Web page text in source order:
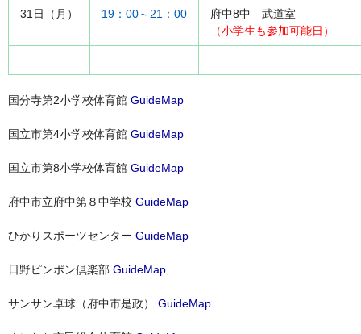
31日（月） 19：00～21：00
府中8中 武道室
（小学生も参加可能日）
国分寺第2小学校体育館 GuideMap
国立市第4小学校体育館 GuideMap
国立市第8小学校体育館 GuideMap
府中市立府中第８中学校 GuideMap
ひかりスポーツセンター GuideMap
日野ピンポン倶楽部 GuideMap
サンサン卓球（府中市是政） GuideMap